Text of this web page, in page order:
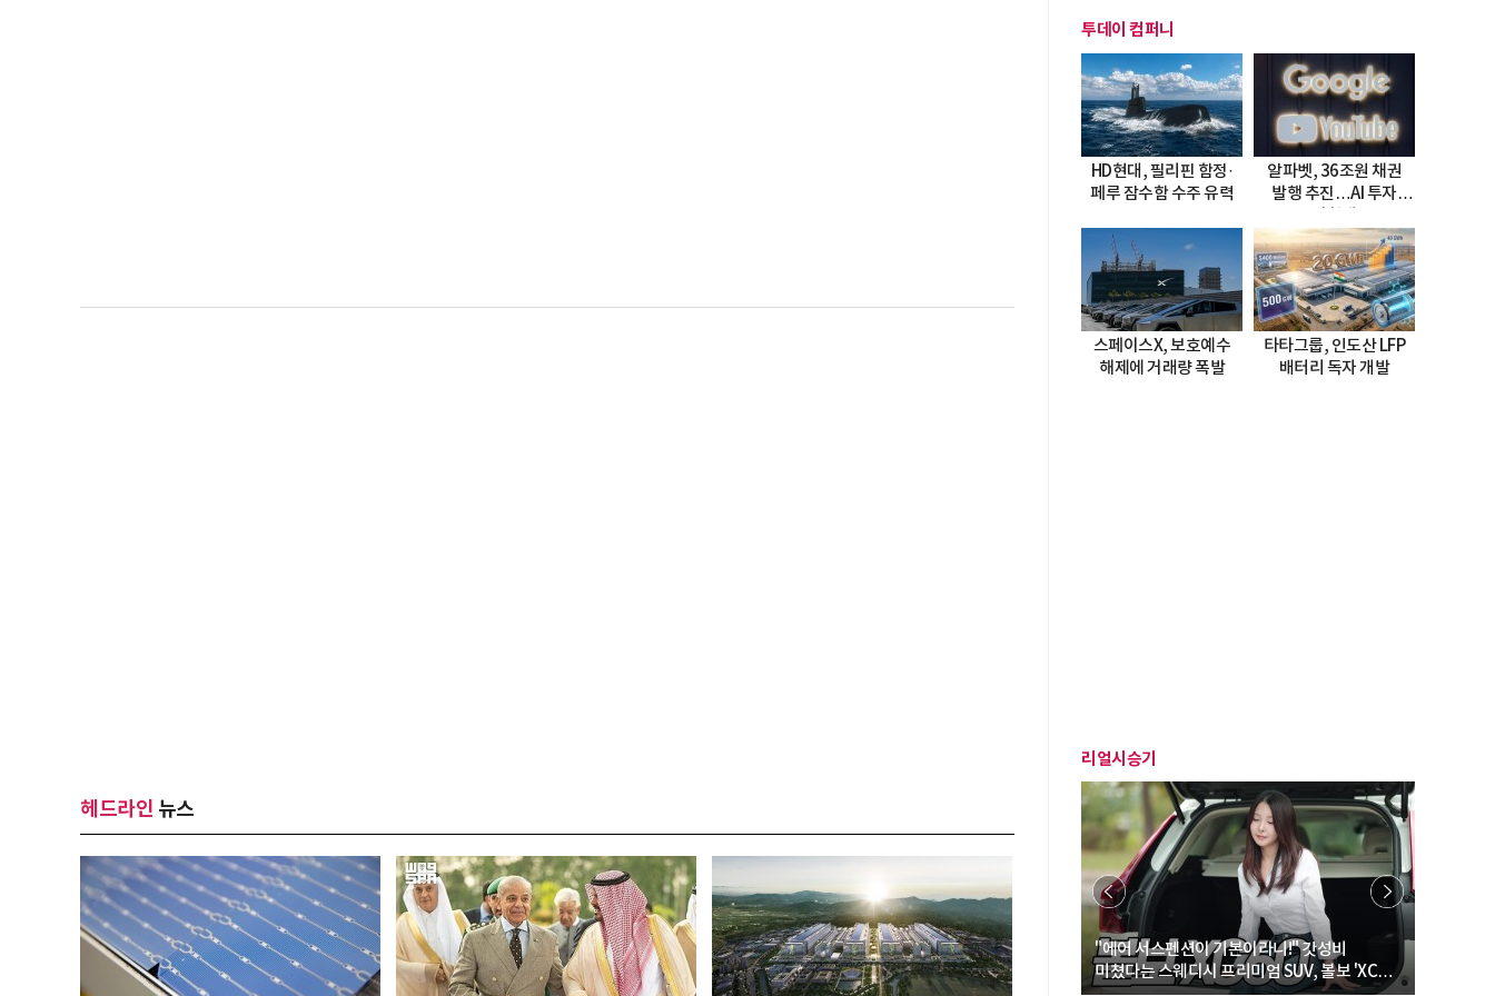
헤드라인 뉴스
투데이 컴퍼니
HD현대, 필리핀 함정·
페루 잠수함 수주 유력
알파벳, 36조원 채권
발행 추진…AI 투자
스페이스X, 보호예수
해제에 거래량 폭발
타타그룹, 인도산 LFP
배터리 독자 개발
리얼시승기
박지수 아나운서가 타본 ‘전설의 무쏘’… “여성·
초보자도 반할 반전 매력”
"에어 서스펜션이 기본이라니!" 갓성비
미쳤다는 스웨디시 프리미엄 SUV, 볼보 'XC60